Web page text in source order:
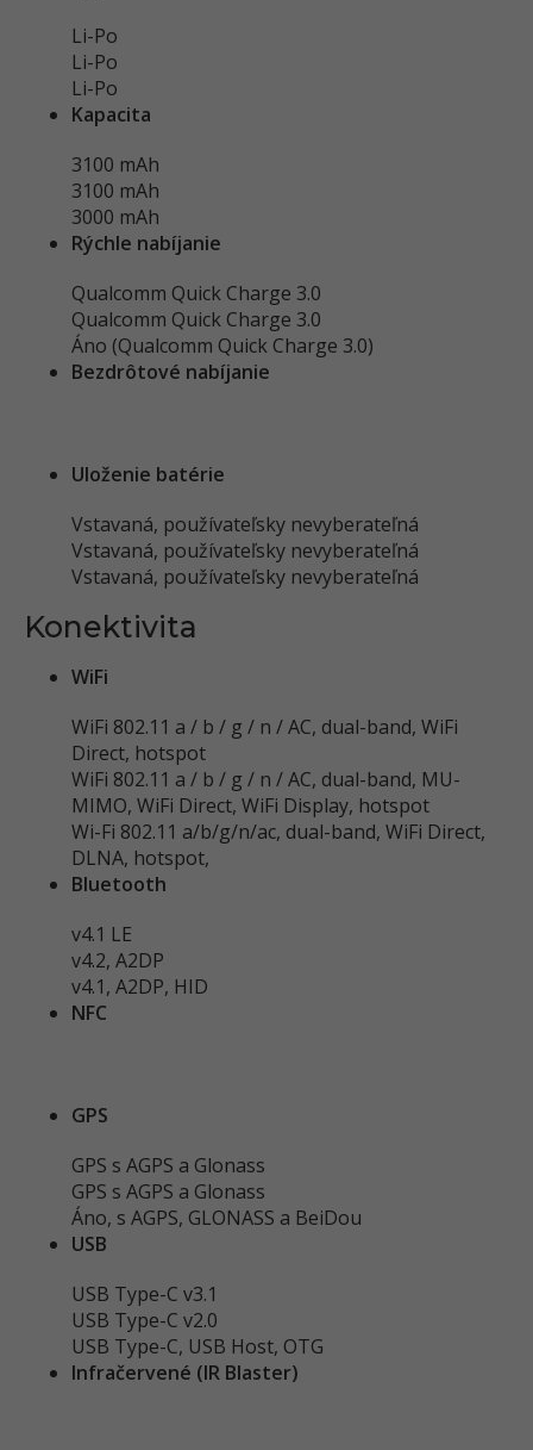
Li-Po
Li-Po
Li-Po
Kapacita
3100 mAh
3100 mAh
3000 mAh
Rýchle nabíjanie
Qualcomm Quick Charge 3.0
Qualcomm Quick Charge 3.0
Áno (Qualcomm Quick Charge 3.0)
Bezdrôtové nabíjanie
Uloženie batérie
Vstavaná, používateľsky nevyberateľná
Vstavaná, používateľsky nevyberateľná
Vstavaná, používateľsky nevyberateľná
Konektivita
WiFi
WiFi 802.11 a / b / g / n / AC, dual-band, WiFi
Direct, hotspot
WiFi 802.11 a / b / g / n / AC, dual-band, MU-
MIMO, WiFi Direct, WiFi Display, hotspot
Wi-Fi 802.11 a/b/g/n/ac, dual-band, WiFi Direct,
DLNA, hotspot,
Bluetooth
v4.1 LE
v4.2, A2DP
v4.1, A2DP, HID
NFC
GPS
GPS s AGPS a Glonass
GPS s AGPS a Glonass
Áno, s AGPS, GLONASS a BeiDou
USB
USB Type-C v3.1
USB Type-C v2.0
USB Type-C, USB Host, OTG
Infračervené (IR Blaster)